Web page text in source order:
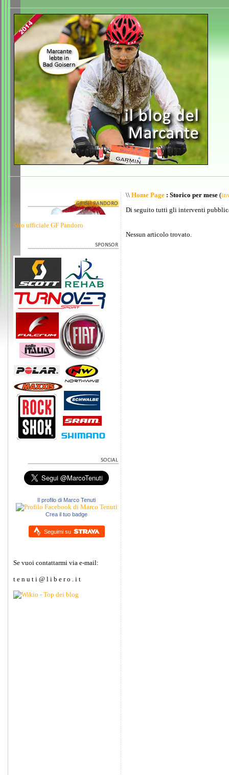
Sito ufficiale GF Pandoro
Il profilo di Marco Tenuti
Crea il tuo badge
Seguimi su
Se vuoi contattarmi via e-mail:
t e n u t i @ l i b e r o . i t
\\ Home Page : Storico per mese (
Di seguito tutti gli interventi
Nessun articolo trovato.